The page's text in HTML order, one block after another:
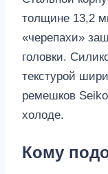
толщине 13,2
«черепахи»
головки.
текстурой
ремешков
холоде.
Кому